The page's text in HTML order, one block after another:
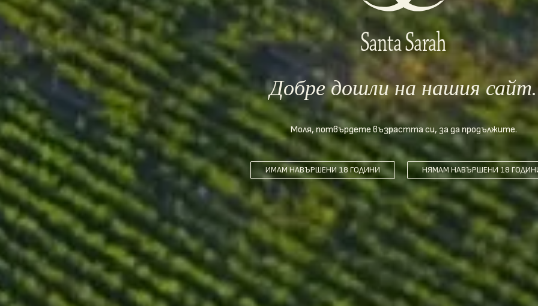
Добре дошли на нашия сайт.
Моля, потвърдете възрастта си, за да продължите.
ИМАМ НАВЪРШЕНИ 18 ГОДИНИ НЯМАМ НАВЪРШЕНИ 18